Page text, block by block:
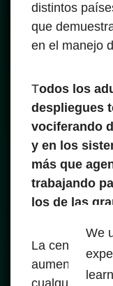
We
distintos
que
en el manejo
Todos los
despliegues
vociferando
y en los
más que
trabajando
los de las
La
aumenta